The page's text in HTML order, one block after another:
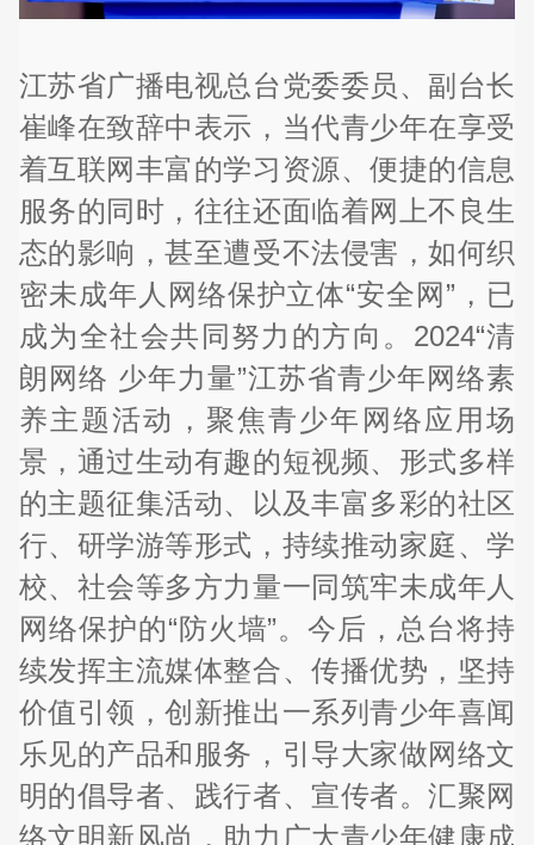
江苏省广播电视总台党委委员、副台长
崔峰在致辞中表示，当代青少年在享受
着互联网丰富的学习资源、便捷的信息
服务的同时，往往还面临着网上不良生
态的影响，甚至遭受不法侵害，如何织
密未成年人网络保护立体“安全网”，已
成为全社会共同努力的方向。2024“清
朗网络 少年力量”江苏省青少年网络素
养主题活动，聚焦青少年网络应用场
景，通过生动有趣的短视频、形式多样
的主题征集活动、以及丰富多彩的社区
行、研学游等形式，持续推动家庭、学
校、社会等多方力量一同筑牢未成年人
网络保护的“防火墙”。今后，总台将持
续发挥主流媒体整合、传播优势，坚持
价值引领，创新推出一系列青少年喜闻
乐见的产品和服务，引导大家做网络文
明的倡导者、践行者、宣传者。汇聚网
络文明新风尚，助力广大青少年健康成